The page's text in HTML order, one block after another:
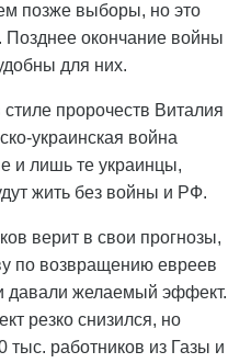
позже выборы, но это
Позднее окончание войны
для них.
пророчеств Виталия
украинская война
и лишь те украинцы,
жить без войны и РФ.
верит в свои прогнозы,
по возвращению евреев
давали желаемый эффект.
резко снизился, но
тыс. работников из Газы и